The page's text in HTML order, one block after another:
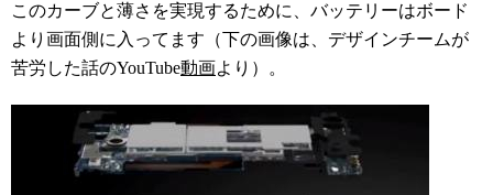
このカーブと薄さを実現するために、バッテリーはボード
より画面側に入ってます（下の画像は、デザインチームが
苦労した話のYouTube動画より）。